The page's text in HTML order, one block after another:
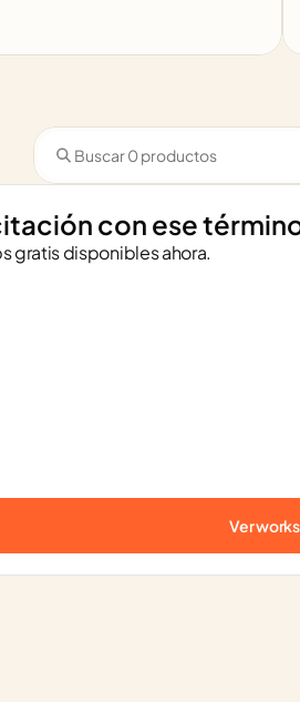
con ese
gratis disponibles ahora.
Ver